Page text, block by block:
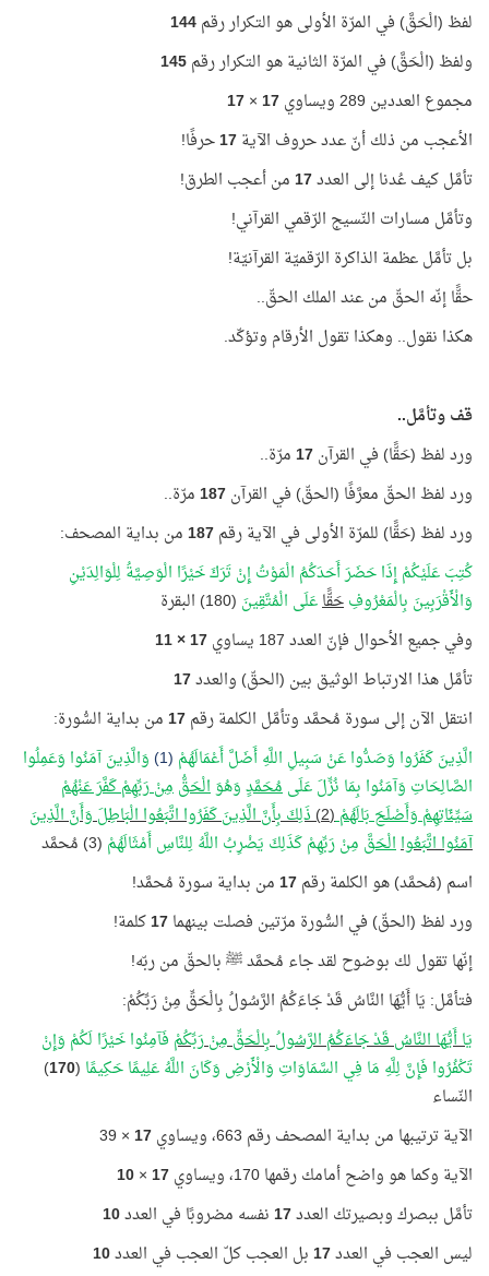
لفظ (الْحَقَّ) في المرّة الأولى هو التكرار رقم144
ولفظ (الْحَقَّ) في المرّة الثانية هو التكرار رقم145
مجموع العددين 289 ويساوي
17
×
17
الأعجب من ذلك أنّ عدد حروف الآية17حرفًا!
تأمَّل كيف عُدنا إلى العدد17من أعجب الطرق!
وتأمَّل مسارات النّسيج الرّقمي القرآني!
بل تأمَّل عظمة الذاكرة الرّقميّة القرآنيّة!
حقًّا إنّه الحقّ من عند الملك الحقّ..
هكذا نقول.. وهكذا تقول الأرقام وتؤكّد.
قف وتأمَّل..
ورد لفظ (حَقًّا) في القرآن17مرّة..
ورد لفظ الحقّ معرَّفًا (الحقّ) في القرآن187مرّة..
ورد لفظ (حَقًّا) للمرّة الأولى في الآية رقم187من بداية المصحف:
كُتِبَ عَلَيْكُمْ إِذَا حَضَرَ أَحَدَكُمُ الْمَوْتُ إِنْ تَرَكَ خَيْرًا الْوَصِيَّةُ لِلْوَالِدَيْنِ
وَالْأَقْرَبِينَ بِالْمَعْرُوفِحَقًّاعَلَى الْمُتَّقِينَ (180) البقرة
وفي جميع الأحوال فإنّ العدد 187 يساوي
17 × 11
تأمَّل هذا الارتباط الوثيق بين (الحقّ) والعدد17
انتقل الآن إلى سورة مُحمَّد وتأمَّل الكلمة رقم17من بداية السُّورة:
الَّذِينَ كَفَرُوا وَصَدُّوا عَنْ سَبِيلِ اللَّهِ أَضَلَّ أَعْمَالَهُمْ (1)
وَالَّذِينَ آمَنُوا وَعَمِلُوا
الصَّالِحَاتِ وَآمَنُوا بِمَا نُزِّلَ عَلَىمُحَمَّدٍوَهُوَالْحَقُّمِنْ رَبِّهِمْ كَفَّرَ عَنْهُمْ
سَيِّئَاتِهِمْ وَأَصْلَحَ بَالَهُمْ(2)
ذَلِكَ بِأَنَّ الَّذِينَ كَفَرُوا اتَّبَعُوا الْبَاطِلَ وَأَنَّ الَّذِينَ
آمَنُوا اتَّبَعُواالْحَقَّ مِنْ رَبِّهِمْ كَذَلِكَ يَضْرِبُ اللَّهُ لِلنَّاسِ أَمْثَالَهُمْ (3) مُحمَّد
اسم (مُحمَّد) هو الكلمة رقم17من بداية سورة مُحمَّد!
ورد لفظ (الحقّ) في السُّورة مرّتين فصلت بينهما17كلمة!
إنّها تقول لك بوضوح لقد جاء مُحمَّد ﷺ بالحقّ من ربّه!
فتأمَّل: يَا أَيُّهَا النَّاسُ قَدْ جَاءَكُمُ الرَّسُولُ بِالْحَقِّ مِنْ رَبِّكُمْ:
يَا أَيُّهَا النَّاسُ قَدْ جَاءَكُمُ الرَّسُولُ بِالْحَقِّ مِنْ رَبِّكُمْ فَآمِنُوا خَيْرًا لَكُمْ وَإِنْ
تَكْفُرُوا فَإِنَّ لِلَّهِ مَا فِي السَّمَاوَاتِ وَالْأَرْضِ وَكَانَ اللَّهُ عَلِيمًا حَكِيمًا (
170
)
النّساء
الآية ترتيبها من بداية المصحف رقم 663، ويساوي
17
× 39
الآية وكما هو واضح أمامك رقمها 170، ويساوي
17
×
10
تأمَّل ببصرك وبصيرتك العدد17نفسه مضروبًا في العدد10
ليس العجب في العدد17بل العجب كلّ العجب في العدد10